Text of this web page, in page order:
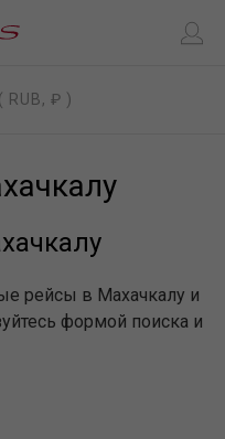
RU ( RUB, ₽ )
рейсы в Махачкалу и
формой поиска и